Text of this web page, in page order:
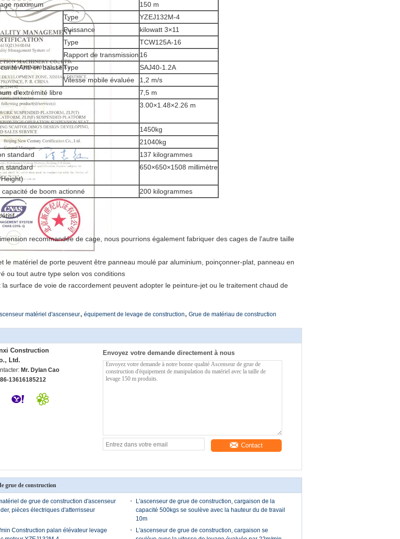
maximum
150 m
Type
YZEJ132M-4
Puissance
kilowatt 3×11
Type
TCW125A-16
Rapport de transmission 16
Anti-en baisseType
SAJ40-1.2A
Vitesse mobile évaluée
1,2 m/s
d'extrémité libre
7,5 m
3.00×1.48×2.26 m
1450kg
21040kg
standard
137 kilogrammes
standard
650×650×1508 millimètre
capacité de boom actionné 200 kilogrammes
:
recommandée de cage, nous pourrions également fabriquer des cages de l'autre taille
le matériel de porte peuvent être panneau moulé par aluminium, poinçonner-plat, panneau en
ou tout autre type selon vos conditions
la surface de voie de raccordement peuvent adopter le peinture-jet ou le traitement chaud de
matériel d'ascenseur, équipement de levage de construction, Grue de matériau de construction
Construction
Ltd.
Mr. Dylan Cao
13616185212
Envoyez votre demande directement à nous
Contact
grue de construction
de grue de construction d'ascenseur
pièces électriques d'atterrisseur
L'ascenseur de grue de construction, cargaison de la
capacité 500kgs se soulève avec la hauteur du de travail
10m
Construction palan élévateur levage
L'ascenseur de grue de construction, cargaison se